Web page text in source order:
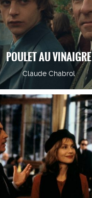
POULET AU VINAIGRE
Claude Chabrol